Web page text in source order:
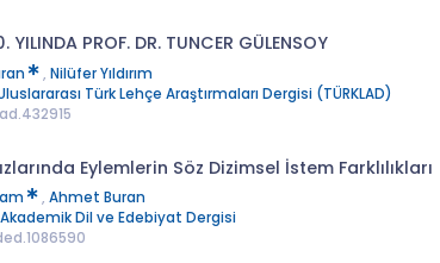
YILINDA PROF. DR. TUNCER GÜLENSOY
, Nilüfer Yıldırım
Türk Lehçe Araştırmaları Dergisi (TÜRKLAD)
Eylemlerin Söz Dizimsel İstem Farklılıkları
, Ahmet Buran
Akademik Dil ve Edebiyat Dergisi